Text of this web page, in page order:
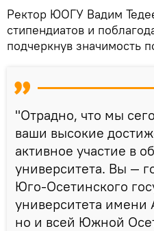
Ректор ЮОГУ Вадим
стипендиатов и
подчеркнув значимость
"Отрадно, что мы
ваши высокие
активное участие в
университета. Вы —
Юго-Осетинского
университета имени
но и всей Южной